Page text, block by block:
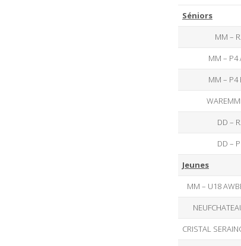
Séniors
MM –
MM – P4
MM – P4
DD –
DD –
Jeunes
MM – U18
CRISTAL